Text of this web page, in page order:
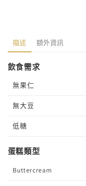
描述 額外資訊
飲食需求
無果仁
無大豆
低糖
蛋糕類型
Buttercream